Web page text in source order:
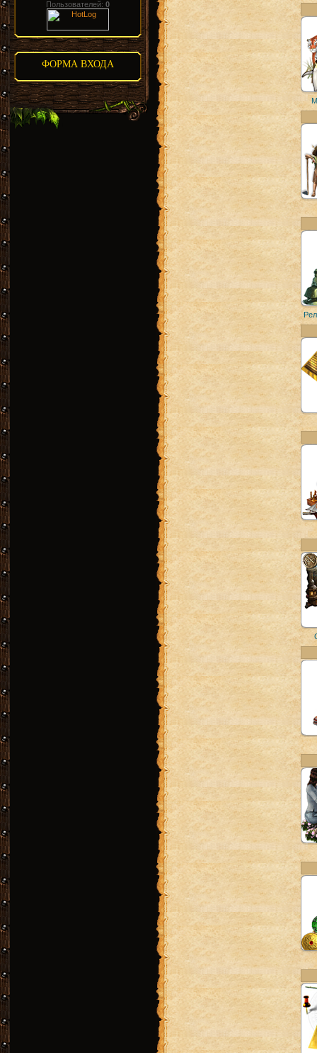
Пользователей: 0
ФОРМА ВХОДА